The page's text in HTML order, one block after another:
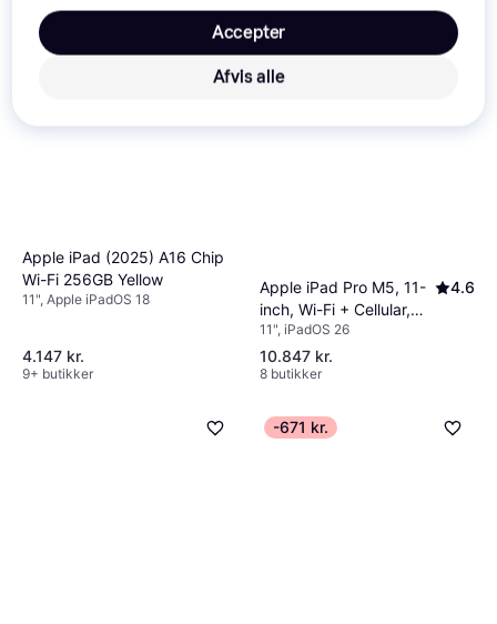
Apple iPad (2025) A16 Chip
Wi-Fi 256GB Yellow
11", Apple iPadOS 18
4.147 kr.
9+ butikker
Apple iPad Pro M5, 11-
inch, Wi-Fi + Cellular,
256GB, Standard Glass,
Silver
4.6
11", iPadOS 26
10.847 kr.
8 butikker
-671 kr.
Afvis alle
Accepter